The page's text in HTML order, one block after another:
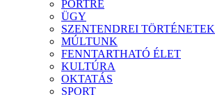
PORTRÉ
ÜGY
SZENTENDREI TÖRTÉNETEK
MÚLTUNK
FENNTARTHATÓ ÉLET
KULTÚRA
OKTATÁS
SPORT